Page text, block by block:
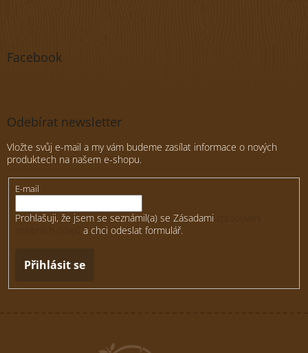
Facebook
Odebírat newsletter
Vložte svůj e-mail a my vám budeme zasílat informace o nových
produktech na našem e-shopu.
E-mail
Prohlašuji, že jsem se seznámil(a) se Zásadami
a chci odeslat formulář.
Přihlásit se